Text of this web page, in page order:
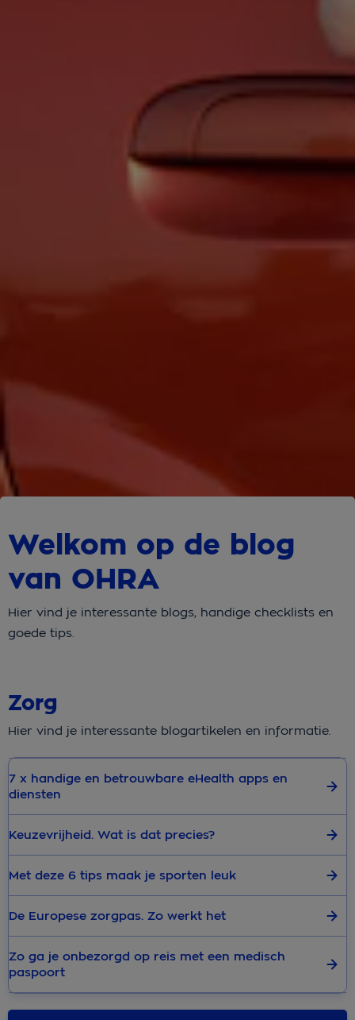
Welkom op de blog
van OHRA
Hier vind je interessante blogs, handige checklists en
goede tips.
Zorg
Hier vind je interessante blogartikelen en informatie.
7 x handige en betrouwbare eHealth apps en
diensten
Keuzevrijheid. Wat is dat precies?
Met deze 6 tips maak je sporten leuk
De Europese zorgpas. Zo werkt het
Zo ga je onbezorgd op reis met een medisch
paspoort